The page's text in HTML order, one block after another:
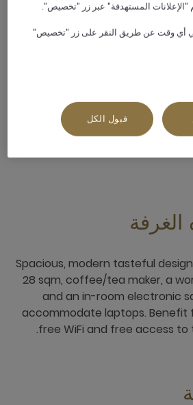
إطلالة جانبية على المدينة
3 x
Spacious, modern tasteful
28 sqm, coffee/tea maker, a
and an in-room electronic
accommodate laptops. Benefit
free WiFi and free access to
"الإعلانات المستهدفة" عبر زر "تخصيص".
في أي وقت عن طريق النقر على زر "تخصيص"
قبول الكل